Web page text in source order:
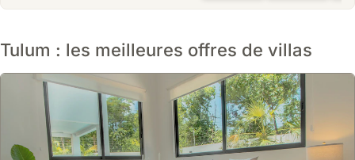
Tulum : les meilleures offres de villas